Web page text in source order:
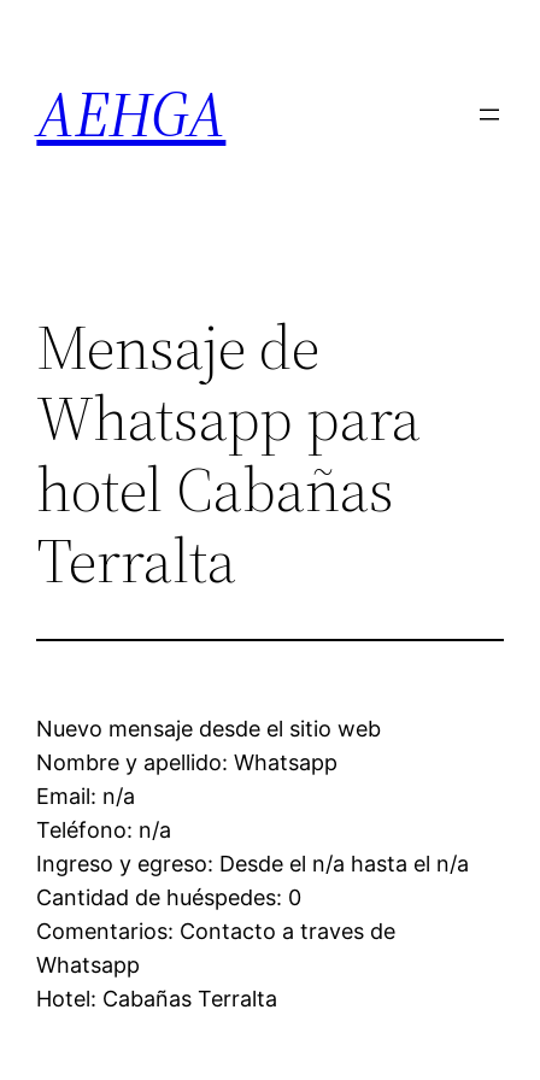
contenido
AEHGA
Mensaje de
Whatsapp para
hotel Cabañas
Terralta
Nuevo mensaje desde el sitio web
Nombre y apellido: Whatsapp
Email: n/a
Teléfono: n/a
Ingreso y egreso: Desde el n/a hasta el n/a
Cantidad de huéspedes: 0
Comentarios: Contacto a traves de
Whatsapp
Hotel: Cabañas Terralta